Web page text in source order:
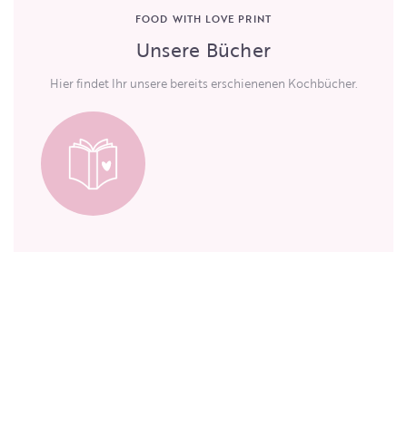
FOOD WITH LOVE PRINT
Unsere Bücher
Hier findet Ihr unsere bereits erschienenen Kochbücher.